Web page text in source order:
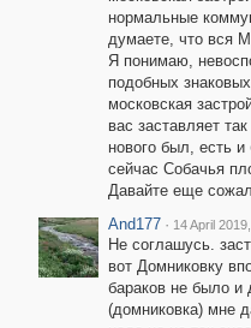
нормальные
думаете, что вся
Я понимаю,
подобных
московская
вас заставляет
нового был, есть
сейчас Собачья
Давайте еще
And177 · 14 April
Не соглашусь.
вот Домниковку
бараков не было и
(домниковка) мне